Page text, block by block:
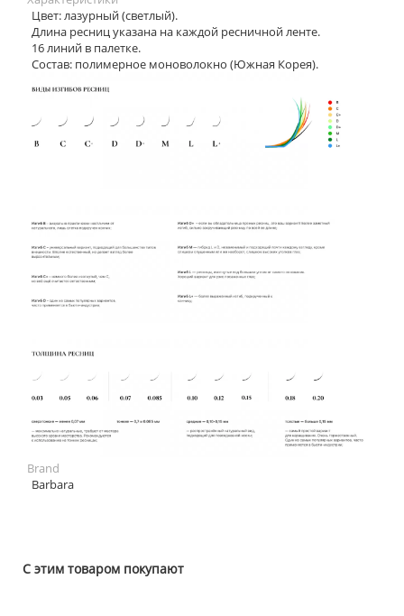
Цвет: лазурный (светлый).
Длина ресниц указана на каждой ресничной ленте.
16 линий в палетке.
Состав: полимерное моноволокно (Южная Корея).
Brand
Barbara
С этим товаром покупают